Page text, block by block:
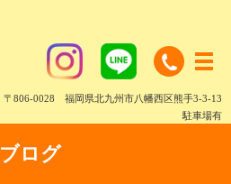
〒806-0028 福岡県北九州市八幡西区熊手3-3-13
駐車場有
ブログ